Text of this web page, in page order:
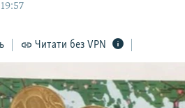
Читати без VPN